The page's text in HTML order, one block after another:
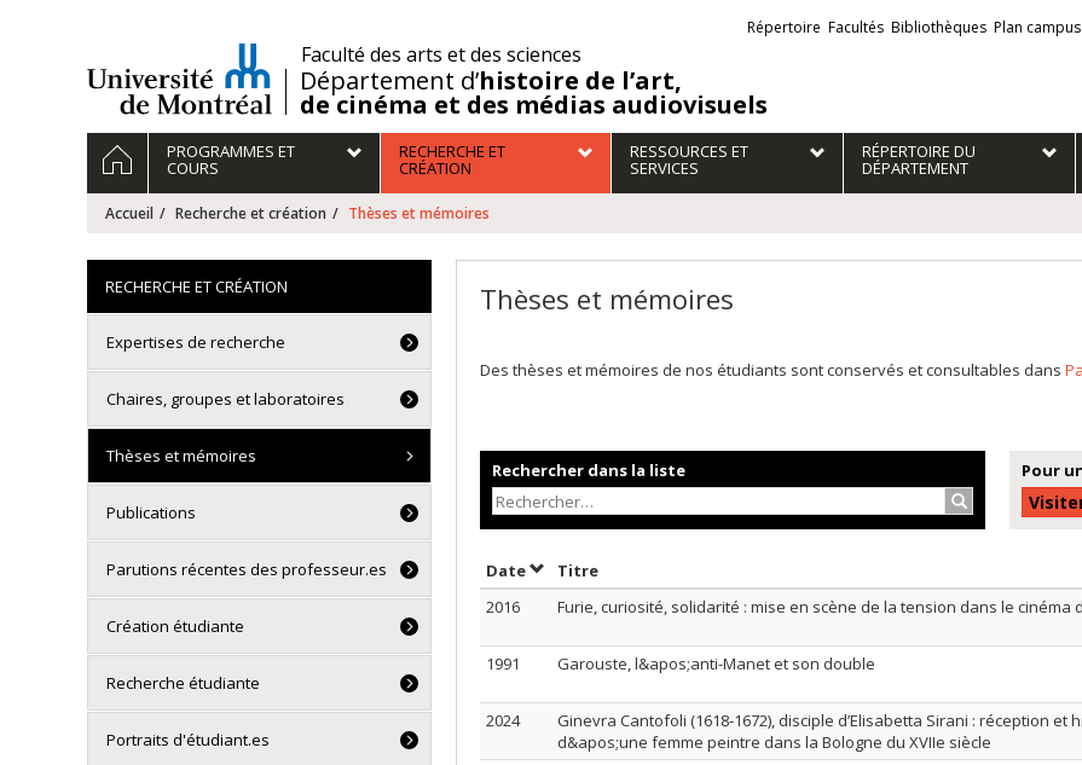
/Faculté des arts et des sciences
Département d’histoire de l’art,
de cinéma et des médias audiovisuels
Liens
externes
Répertoire Facultés Bibliothèques Plan campus
Navigation
principale
ACCUEILPROGRAMMES ET
COURS
RECHERCHE ET
CRÉATION
RESSOURCES ET
SERVICES
RÉPERTOIRE DU
DÉPARTEMENT
Accueil Recherche et création Thèses et mémoires
Thèses et mémoires
Des thèses et mémoires de nos étudiants sont conservés et consultables dans
Rechercher dans la liste
Rechercher…
Pour
DateTrier par date en ordre croissant
Titre
2016
Furie, curiosité, solidarité : mise en scène de la tension dans le cinéma
1991
Garouste, l&apos;anti-Manet et son double
2024
Ginevra Cantofoli (1618-1672), disciple d’Elisabetta Sirani : réception et
d&apos;une femme peintre dans la Bologne du XVIIe siècle
RECHERCHE ET CRÉATION
Expertises de recherche
Chaires, groupes et laboratoires
Thèses et mémoires
Publications
Parutions récentes des professeur.es
Création étudiante
Recherche étudiante
Portraits d'étudiant.es